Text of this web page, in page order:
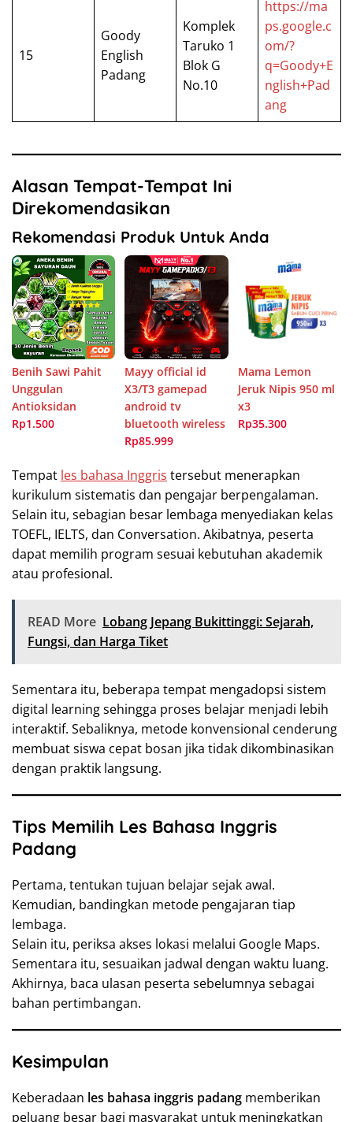
15
Goody
English
Padang
Komplek
Taruko 1
Blok G
No.10
https://ma
ps.google.c
om/?
q=Goody+E
nglish+Pad
ang
Alasan Tempat-Tempat Ini
Direkomendasikan
Rekomendasi Produk Untuk Anda
Benih Sawi Pahit
Unggulan
Antioksidan
Rp1.500
Mayy official id
X3/T3 gamepad
android tv
bluetooth wireless
Rp85.999
Mama Lemon
Jeruk Nipis 950 ml
x3
Rp35.300
Tempat les bahasa Inggris tersebut menerapkan
kurikulum sistematis dan pengajar berpengalaman.
Selain itu, sebagian besar lembaga menyediakan kelas
TOEFL, IELTS, dan Conversation. Akibatnya, peserta
dapat memilih program sesuai kebutuhan akademik
atau profesional.
READ More Lobang Jepang Bukittinggi: Sejarah,
Fungsi, dan Harga Tiket
Sementara itu, beberapa tempat mengadopsi sistem
digital learning sehingga proses belajar menjadi lebih
interaktif. Sebaliknya, metode konvensional cenderung
membuat siswa cepat bosan jika tidak dikombinasikan
dengan praktik langsung.
Tips Memilih Les Bahasa Inggris
Padang
Pertama, tentukan tujuan belajar sejak awal.
Kemudian, bandingkan metode pengajaran tiap
lembaga.
Selain itu, periksa akses lokasi melalui Google Maps.
Sementara itu, sesuaikan jadwal dengan waktu luang.
Akhirnya, baca ulasan peserta sebelumnya sebagai
bahan pertimbangan.
Kesimpulan
Keberadaan les bahasa inggris padang memberikan
peluang besar bagi masyarakat untuk meningkatkan